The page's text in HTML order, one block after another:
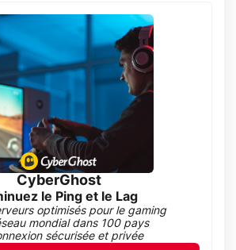
CyberGhost
le Ping et le Lag
optimisés pour le gaming
mondial dans 100 pays
sécurisée et privée